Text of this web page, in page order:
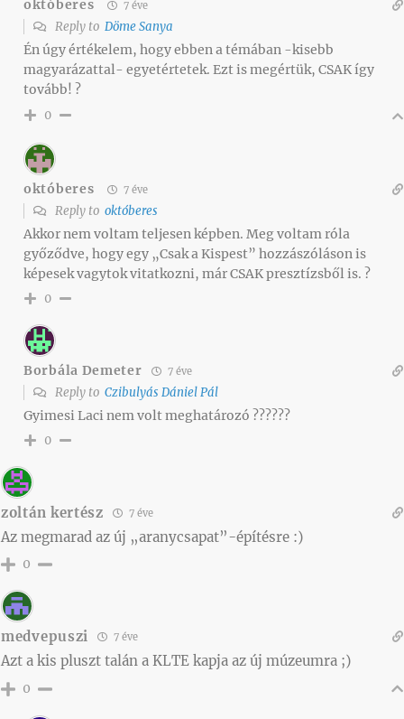
októberes 7 éve
Reply to Döme Sanya
Én úgy értékelem, hogy ebben a témában -kisebb
magyarázattal- egyetértetek. Ezt is megértük, CSAK így
tovább! ?
0
októberes 7 éve
Reply to októberes
Akkor nem voltam teljesen képben. Meg voltam róla
győződve, hogy egy „Csak a Kispest” hozzászóláson is
képesek vagytok vitatkozni, már CSAK presztízsből is. ?
0
Borbála Demeter 7 éve
Reply to Czibulyás Dániel Pál
Gyimesi Laci nem volt meghatározó ??????
0
zoltán kertész 7 éve
Az megmarad az új „aranycsapat”-építésre :)
0
medvepuszi 7 éve
Azt a kis pluszt talán a KLTE kapja az új múzeumra ;)
0